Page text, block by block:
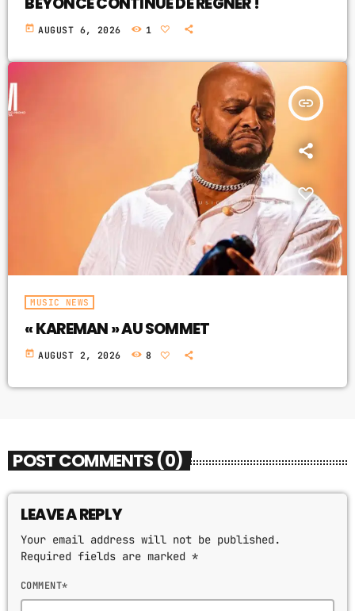
today AUGUST 6, 2026 1
insert_link
MUSIC NEWS
« KAREMAN » AU SOMMET
today AUGUST 2, 2026 8
POST COMMENTS (0)
LEAVE A REPLY
Your email address will not be published.
Required fields are marked *
COMMENT*